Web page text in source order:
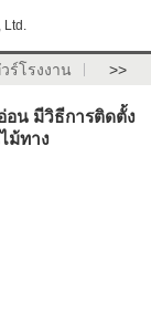
Ltd.
ร์โรงงาน >>
อน มีวิธีการติดตั้ง
ม้ทาง